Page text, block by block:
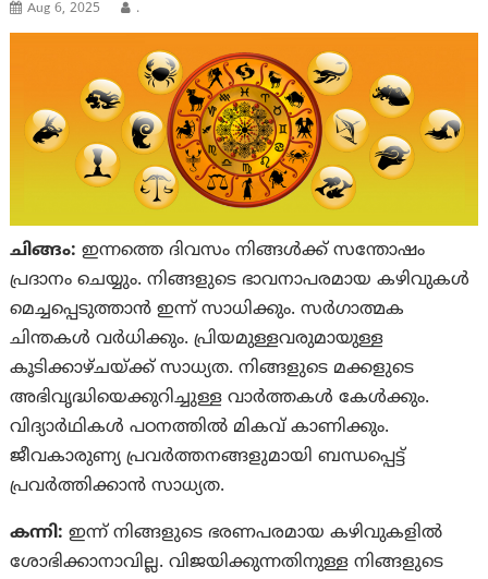
Aug 6, 2025 .
ചിങ്ങം: ഇന്നത്തെ ദിവസം നിങ്ങൾക്ക് സന്തോഷം
പ്രദാനം ചെയ്യും. നിങ്ങളുടെ ഭാവനാപരമായ കഴിവുകള്‍
മെച്ചപ്പെടുത്താൻ ഇന്ന് സാധിക്കും. സർഗാത്മക
ചിന്തകൾ വർധിക്കും. പ്രിയമുള്ളവരുമായുള്ള
കൂടിക്കാഴ്‌ചയ്ക്ക് സാധ്യത. നിങ്ങളുടെ മക്കളുടെ
അഭിവൃദ്ധിയെക്കുറിച്ചുള്ള വാര്‍ത്തകള്‍ കേൾക്കും.
വിദ്യാര്‍ഥികള്‍ പഠനത്തില്‍ മികവ് കാണിക്കും.
ജീവകാരുണ്യ പ്രവര്‍ത്തനങ്ങളുമായി ബന്ധപ്പെട്ട്
പ്രവര്‍ത്തിക്കാന്‍ സാധ്യത.
കന്നി: ഇന്ന് നിങ്ങളുടെ ഭരണപരമായ കഴിവുകളിൽ
ശോഭിക്കാനാവില്ല. വിജയിക്കുന്നതിനുള്ള നിങ്ങളുടെ